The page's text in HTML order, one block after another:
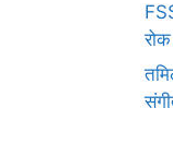
रोक